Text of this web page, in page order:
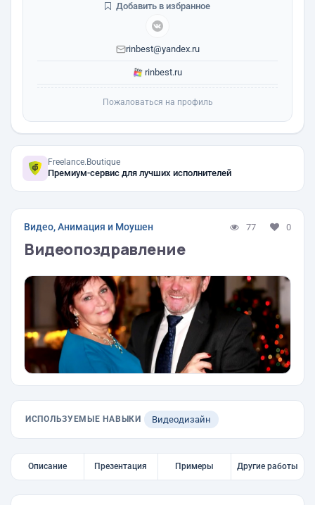
rinbest@yandex.ru
rinbest.ru
Добавить в избранное
Пожаловаться на профиль
Freelance.Boutique
Премиум-сервис для лучших исполнителей
Видео, Анимация и Моушен 77 0
Видеопоздравление
ИСПОЛЬЗУЕМЫЕ НАВЫКИ Видеодизайн
Описание Презентация Примеры Другие работы